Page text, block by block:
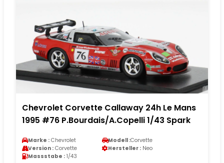
Chevrolet Corvette Callaway 24h Le Mans
1995 #76 P.Bourdais/A.Copelli 1/43 Spark
Marke : Chevrolet Modell :Corvette
Version : Corvette Hersteller : Neo
Massstabe : 1/43